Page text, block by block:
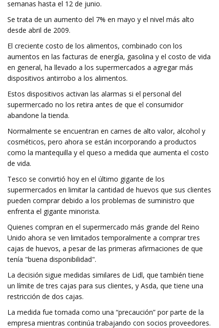
semanas hasta el 12 de junio.
Se trata de un aumento del 7% en mayo y el nivel más alto
desde abril de 2009.
El creciente costo de los alimentos, combinado con los
aumentos en las facturas de energía, gasolina y el costo de vida
en general, ha llevado a los supermercados a agregar más
dispositivos antirrobo a los alimentos.
Estos dispositivos activan las alarmas si el personal del
supermercado no los retira antes de que el consumidor
abandone la tienda.
Normalmente se encuentran en carnes de alto valor, alcohol y
cosméticos, pero ahora se están incorporando a productos
como la mantequilla y el queso a medida que aumenta el costo
de vida.
Tesco se convirtió hoy en el último gigante de los
supermercados en limitar la cantidad de huevos que sus clientes
pueden comprar debido a los problemas de suministro que
enfrenta el gigante minorista.
Quienes compran en el supermercado más grande del Reino
Unido ahora se ven limitados temporalmente a comprar tres
cajas de huevos, a pesar de las primeras afirmaciones de que
tenía "buena disponibilidad".
La decisión sigue medidas similares de Lidl, que también tiene
un límite de tres cajas para sus clientes, y Asda, que tiene una
restricción de dos cajas.
La medida fue tomada como una “precaución” por parte de la
empresa mientras continúa trabajando con socios proveedores.